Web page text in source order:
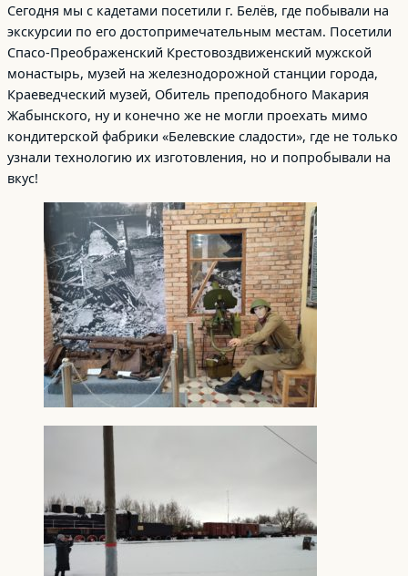
Сегодня мы с кадетами посетили г. Белёв, где побывали на
экскурсии по его достопримечательным местам. Посетили
Спасо-Преображенский Крестовоздвиженский мужской
монастырь, музей на железнодорожной станции города,
Краеведческий музей, Обитель преподобного Макария
Жабынского, ну и конечно же не могли проехать мимо
кондитерской фабрики «Белевские сладости», где не только
узнали технологию их изготовления, но и попробывали на
вкус!